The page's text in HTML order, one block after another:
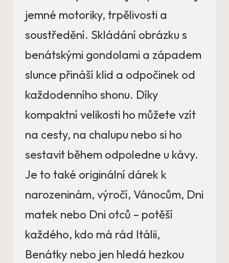
jemné motoriky, trpělivosti a
soustředění. Skládání obrázku s
benátskými gondolami a západem
slunce přináší klid a odpočinek od
každodenního shonu. Díky
kompaktní velikosti ho můžete vzít
na cesty, na chalupu nebo si ho
sestavit během odpoledne u kávy.
Je to také originální dárek k
narozeninám, výročí, Vánocům, Dni
matek nebo Dni otců – potěší
každého, kdo má rád Itálii,
Benátky nebo jen hledá hezkou